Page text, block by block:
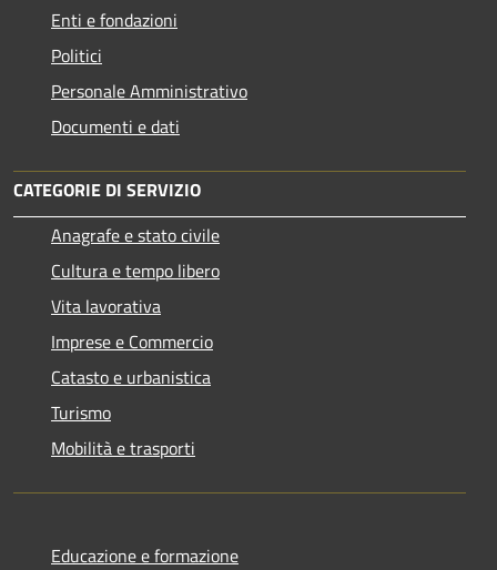
Enti e fondazioni
Politici
Personale Amministrativo
Documenti e dati
CATEGORIE DI SERVIZIO
Anagrafe e stato civile
Cultura e tempo libero
Vita lavorativa
Imprese e Commercio
Catasto e urbanistica
Turismo
Mobilità e trasporti
Educazione e formazione